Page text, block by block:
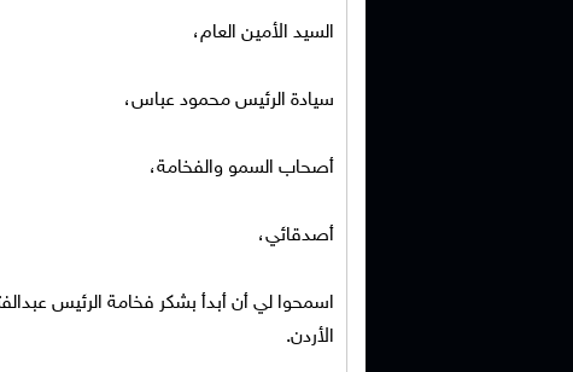
السيد الأمين العام،
سيادة الرئيس محمود عباس،
أصحاب السمو والفخامة،
أصدقائي،
اسمحوا لي أن أبدأ بشكر فخامة الرئيس
الأردن.